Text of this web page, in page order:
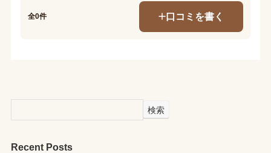
全0件 口コミを書く
検索
Recent Posts